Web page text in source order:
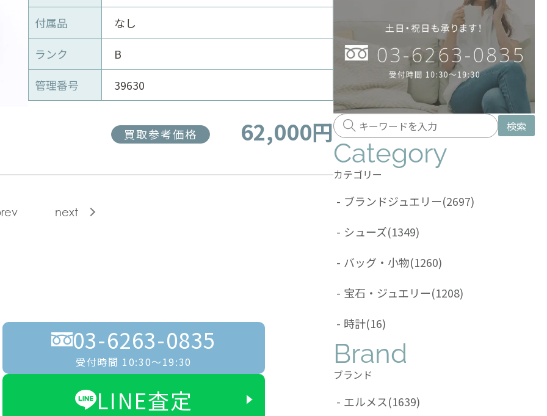
付属品
なし
ランク
B
管理番号
39630
買取参考価格 62,000円
next
03-6263-0835
受付時間 10:30〜19:30
LINE査定
検索
Category
カテゴリー
- ブランドジュエリー(2697)
- シューズ(1349)
- バッグ・小物(1260)
- 宝石・ジュエリー(1208)
- 時計(16)
Brand
ブランド
- エルメス(1639)